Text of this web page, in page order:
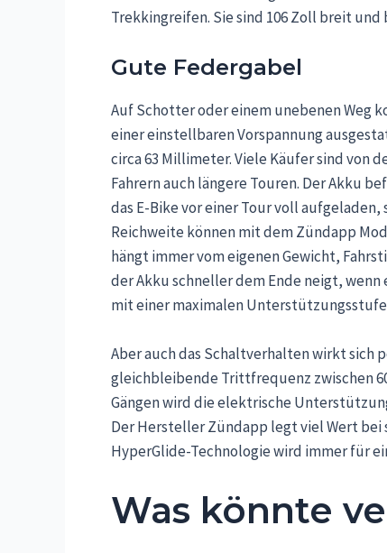
Trekkingreifen. Sie sind 106 Zoll breit
Gute Federgabel
Auf Schotter oder einem unebenen Weg
einer einstellbaren Vorspannung
circa 63 Millimeter. Viele Käufer sind von
Fahrern auch längere Touren. Der Akku
das E-Bike vor einer Tour voll aufgeladen,
Reichweite können mit dem Zündapp
hängt immer vom eigenen Gewicht,
der Akku schneller dem Ende neigt,
mit einer maximalen
Aber auch das Schaltverhalten wirkt sich
gleichbleibende Trittfrequenz zwischen
Gängen wird die elektrische
Der Hersteller Zündapp legt viel Wert bei
HyperGlide-Technologie wird immer für
Was könnte